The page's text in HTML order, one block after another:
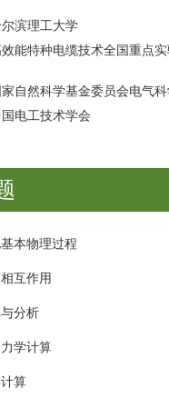
滨理工大学
能特种电缆技术全国重点
家自然科学基金委员会电气
电工技术学会
本物理过程
互作用
分析
学计算
算